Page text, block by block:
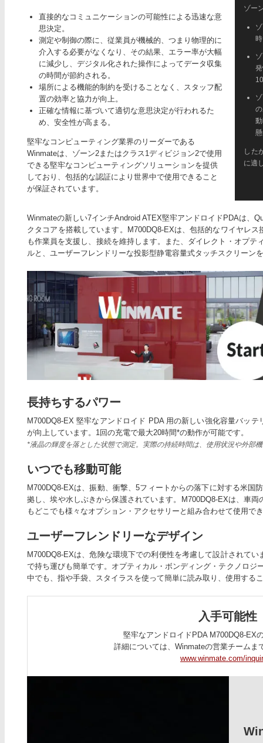
直接的なコミュニケーションの可能性による迅速な意
思決定。
測定や制御の際に、従業員が機械的、つまり物理的に
介入する必要がなくなり、その結果、エラー率が大幅
に減少し、デジタル化された操作によってデータ収集
の時間が節約される。
場所による機能的制約を受けることなく、スタッフ配
置の効率と協力が向上。
正確な情報に基づいて適切な意思決定が行われるた
め、安全性が高まる。
堅牢なコンピューティング業界のリーダーである
Winmateは、ゾーン2またはクラス1ディビジョン2で使用
できる堅牢なコンピューティングソリューションを提供
しており、包括的な認証により世界中で使用できること
が保証されています。
ゾー
した
に適
Winmateの新しい7インチAndroid ATEX堅牢アンドロイドPDAは、
クタコアを搭載しています。M700DQ8-EXは、包括的なワイヤレ
も作業員を支援し、接続を維持します。また、ダイレクト・オプテ
ルと、ユーザーフレンドリーな投影型静電容量式タッチスクリーン
長持ちするパワー
M700DQ8-EX 堅牢なアンドロイド PDA 用の新しい強化容量バッ
が向上しています。1回の充電で最大20時間*の動作が可能です。
*液晶の輝度を落とした状態で測定。実際の持続時間は、使用状況や外部
いつでも移動可能
M700DQ8-EXは、振動、衝撃、5フィートからの落下に対する米国
拠し、埃や水しぶきから保護されています。M700DQ8-EXは、車
もどこでも様々なオプション・アクセサリーと組み合わせて使用で
ユーザーフレンドリーなデザイン
M700DQ8-EXは、危険な環境下での利便性を考慮して設計されて
で持ち運びも簡単です。オプティカル・ボンディング・テクノロジ
中でも、指や手袋、スタイラスを使って簡単に読み取り、使用する
入手可能性
堅牢なアンドロイドPDA M700DQ8-EX
詳細については、Winmateの営業チームま
www.winmate.com/